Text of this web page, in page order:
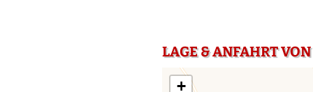
LAGE & ANFAHRT
+